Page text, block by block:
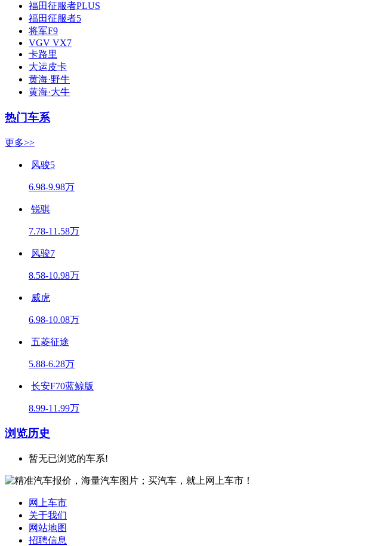
福田征服者PLUS
福田征服者5
将军F9
VGV VX7
卡路里
大运皮卡
黄海·野牛
黄海·大牛
热门车系
更多>>
风骏5
6.98-9.98万
锐骐
7.78-11.58万
风骏7
8.58-10.98万
威虎
6.98-10.08万
五菱征途
5.88-6.28万
长安F70蓝鲸版
8.99-11.99万
浏览历史
暂无已浏览的车系!
网上车市
关于我们
网站地图
招聘信息